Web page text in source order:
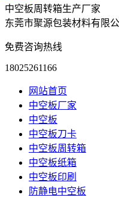
中空板周转箱生产厂家
东莞市聚源包装材料有限
免费咨询热线
18025261166
网站首页
中空板厂家
中空板
中空板刀卡
中空板周转箱
中空板纸箱
中空板印刷
防静电中空板